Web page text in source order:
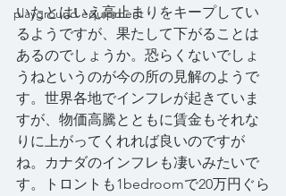
playground equipment
いたとはいえ高止まりをキープしてい
るようですが、果たして下がることは
あるのでしょうか。恐らくないでしょ
うねというのが今の所の見解のようで
す。世界各地でインフレが起きていま
すが、物価高騰とともに賃金もそれな
りに上がってくれれば良いのですが
ね。カナダのインフレも凄いみたいで
す。トロントも1bedroomで20万円ぐら